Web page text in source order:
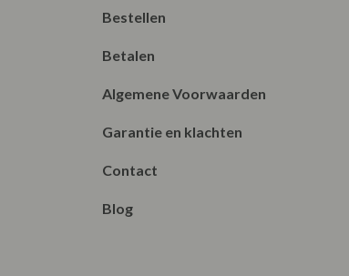
Bestellen
Betalen
Algemene Voorwaarden
Garantie en klachten
Contact
Blog